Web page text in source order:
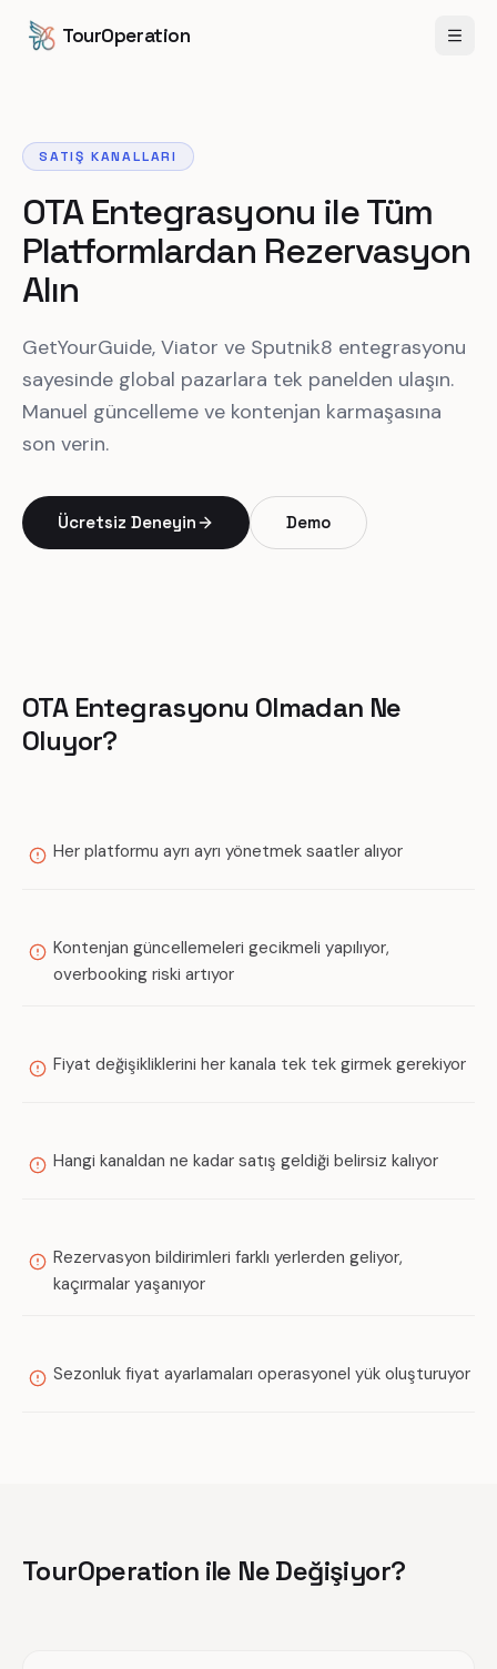
TourOperation
SATIŞ KANALLARI
OTA Entegrasyonu ile Tüm
Platformlardan Rezervasyon
Alın
GetYourGuide, Viator ve Sputnik8 entegrasyonu
sayesinde global pazarlara tek panelden ulaşın.
Manuel güncelleme ve kontenjan karmaşasına
son verin.
Ücretsiz Deneyin Demo
OTA Entegrasyonu Olmadan Ne
Oluyor?
Her platformu ayrı ayrı yönetmek saatler alıyor
Kontenjan güncellemeleri gecikmeli yapılıyor,
overbooking riski artıyor
Fiyat değişikliklerini her kanala tek tek girmek gerekiyor
Hangi kanaldan ne kadar satış geldiği belirsiz kalıyor
Rezervasyon bildirimleri farklı yerlerden geliyor,
kaçırmalar yaşanıyor
Sezonluk fiyat ayarlamaları operasyonel yük oluşturuyor
TourOperation ile Ne Değişiyor?